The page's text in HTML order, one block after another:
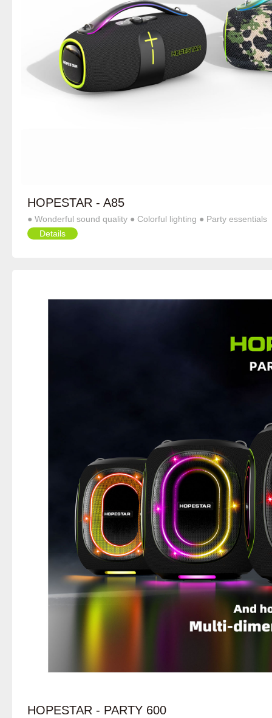
HOPESTAR - A85
● Wonderful sound quality ● Colorful lighting ● Party essentials
Details
HOPESTAR - PARTY 600